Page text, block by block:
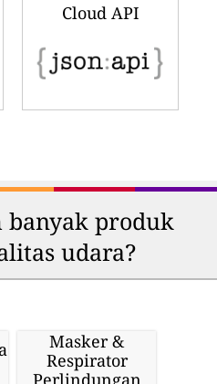
Cloud API
produk
udara?
Masker &
Respirator
Perlindungan